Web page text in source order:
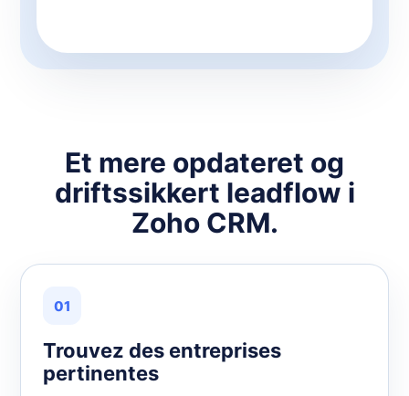
Et mere opdateret og
driftssikkert leadflow i
Zoho CRM.
01
Trouvez des entreprises
pertinentes